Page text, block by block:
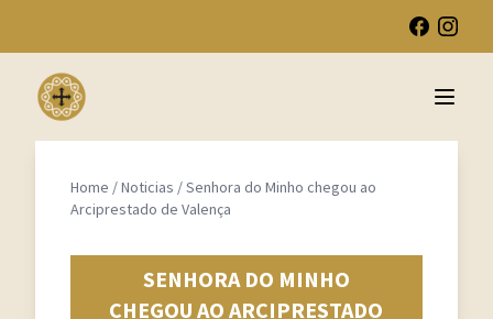
Open
Home /Noticias /Senhora do Minho chegou ao
Arciprestado de Valença
SENHORA DO MINHO
CHEGOU AO ARCIPRESTADO